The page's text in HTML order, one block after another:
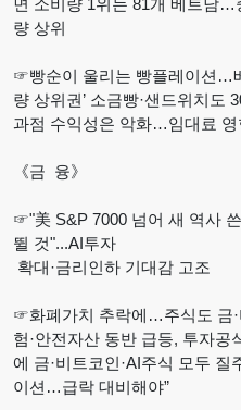
면 소비량 1위는 81개 베트남…
량 상위
☞빵순이 울리는 빵플레이션…베
량 상위권’ 소금빵·샌드위치도
과점 수익성은 악화…임대료 영
《금 융》
☞"美 S&P 7000 넘어 새 역사
뛸 것"...AI투자
확대·금리인하 기대감 고조
☞화폐가치 추락에…주식도 금·
험·안전자산 동반 급등, 투자공
에 금·비트코인·AI주식 모두 질
이션…급락 대비해야”